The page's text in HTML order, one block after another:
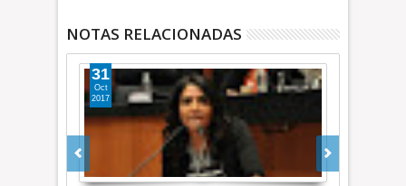
NOTAS RELACIONADAS
31
Oct
2017